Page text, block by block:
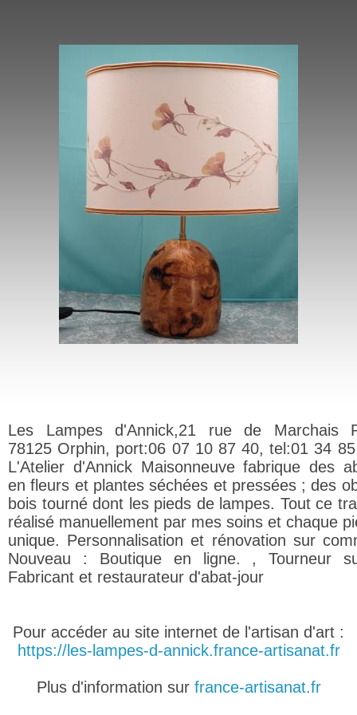
Les Lampes d'Annick,21 rue de Marchais
78125 Orphin, port:06 07 10 87 40, tel:01 34
L'Atelier d'Annick Maisonneuve fabrique des
en fleurs et plantes séchées et pressées ; des
bois tourné dont les pieds de lampes. Tout ce
réalisé manuellement par mes soins et chaque
unique. Personnalisation et rénovation sur
Nouveau : Boutique en ligne. , Tourneur
Fabricant et restaurateur d'abat-jour
Pour accéder au site internet de l'artisan d'art :
https://les-lampes-d-annick.france-artisanat.fr
Plus d'information sur france-artisanat.fr